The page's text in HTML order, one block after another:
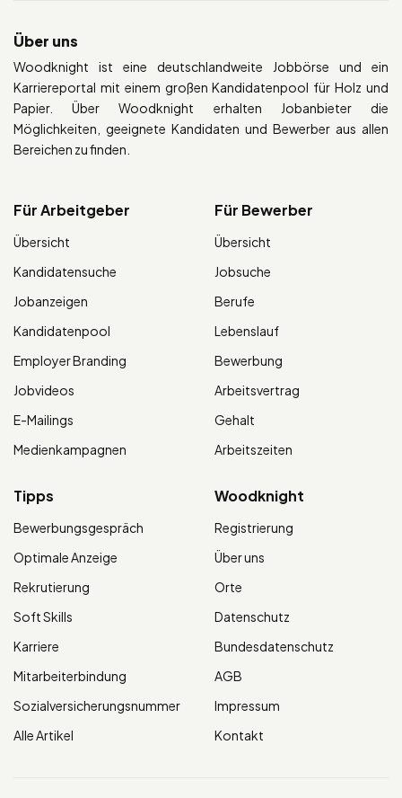
Über uns
Woodknight ist eine deutschlandweite Jobbörse und ein
Karriereportal mit einem großen Kandidatenpool für Holz und
Papier. Über Woodknight erhalten Jobanbieter die
Möglichkeiten, geeignete Kandidaten und Bewerber aus allen
Bereichen zu finden.
Für Arbeitgeber
Übersicht
Kandidatensuche
Jobanzeigen
Kandidatenpool
Employer Branding
Jobvideos
E-Mailings
Medienkampagnen
Für Bewerber
Übersicht
Jobsuche
Berufe
Lebenslauf
Bewerbung
Arbeitsvertrag
Gehalt
Arbeitszeiten
Tipps
Bewerbungsgespräch
Optimale Anzeige
Rekrutierung
Soft Skills
Karriere
Mitarbeiterbindung
Sozialversicherungsnummer
Alle Artikel
Woodknight
Registrierung
Über uns
Orte
Datenschutz
Bundesdatenschutz
AGB
Impressum
Kontakt